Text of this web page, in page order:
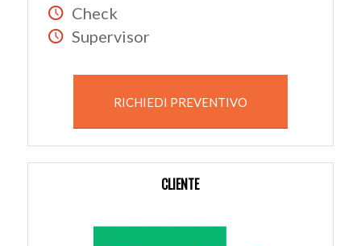
Check
Supervisor
RICHIEDI PREVENTIVO
CLIENTE